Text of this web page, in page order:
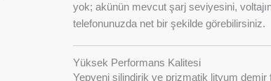
yok; akünün mevcut şarj seviyesini,
telefonunuzda net bir şekilde görebilirsiniz.
Yüksek Performans Kalitesi
Yepyeni silindirik ve prizmatik lityum